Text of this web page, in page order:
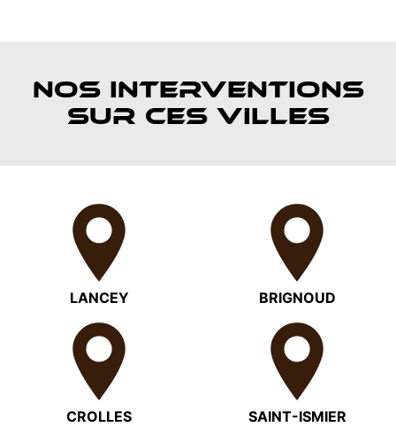
NOS INTERVENTIONS
SUR CES VILLES
LANCEY BRIGNOUD
CROLLES SAINT-ISMIER